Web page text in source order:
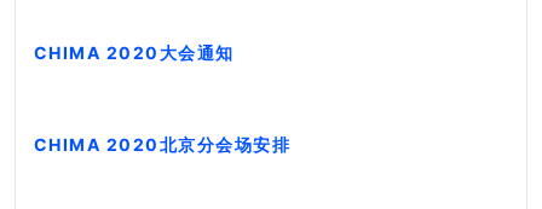
CHIMA 2020大会通知
CHIMA 2020北京分会场安排